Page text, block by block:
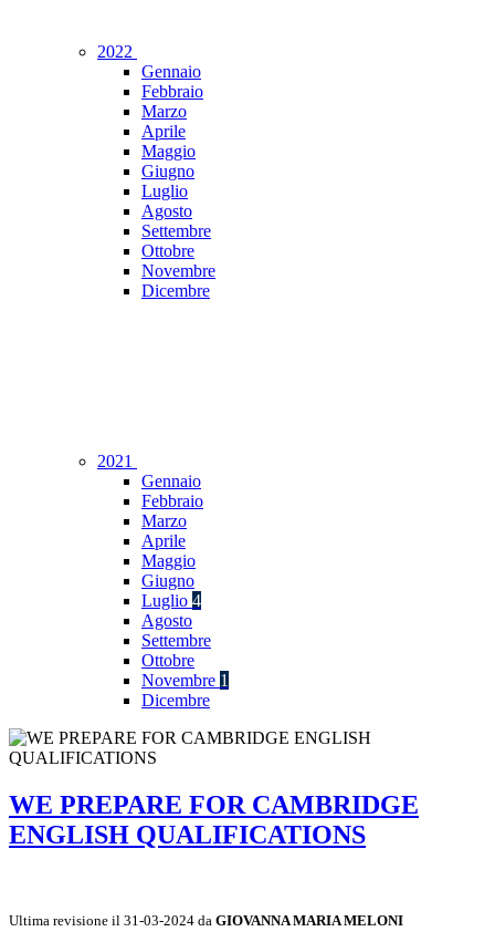
2022
Gennaio
Febbraio
Marzo
Aprile
Maggio
Giugno
Luglio
Agosto
Settembre
Ottobre
Novembre
Dicembre
2021
Gennaio
Febbraio
Marzo
Aprile
Maggio
Giugno
Luglio 4
Agosto
Settembre
Ottobre
Novembre 1
Dicembre
WE PREPARE FOR CAMBRIDGE
ENGLISH QUALIFICATIONS
Ultima revisione il 31-03-2024 da GIOVANNA MARIA MELONI